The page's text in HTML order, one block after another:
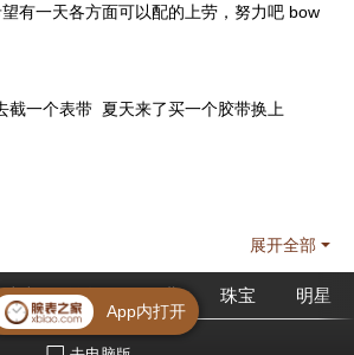
有一天各方面可以配的上劳，努力吧 bow
截一个表带 夏天来了买一个胶带换上
展开全部
表 论坛 作业 珠宝 明星
App内打开